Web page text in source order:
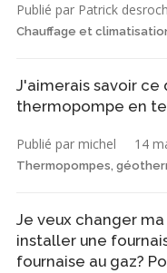
Publié par Patrick
Chauffage et
J'aimerais savoir
thermopompe en
Publié par michel 14
Thermopompes,
Je veux changer
installer une
fournaise au gaz?